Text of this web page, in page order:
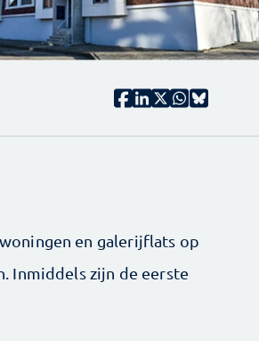
en galerijflats op
Inmiddels zijn de eerste